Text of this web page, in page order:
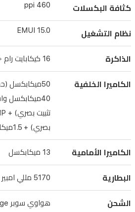
لاسلكي
حتى
مع
مقاومة
للماء
فاي
وبلوتوث
5.2
وNFC
كثافة البكسلات 460 ppi
نظام التشغيل EMUI 15.0
الذاكرة 16 كيكابايت رام + 512 كيكابايت تخزين
الكاميرا الخلفية
بصري) + 1.5ميكابكسل Spectral
الكاميرا الأمامية 13 ميكابكسل
البطارية 5170 مللي امبير
الشحن